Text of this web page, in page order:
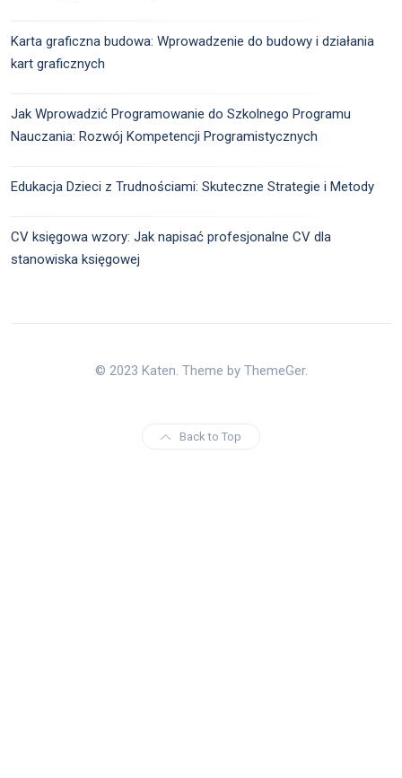
Karta graficzna budowa: Wprowadzenie do budowy i działania
kart graficznych
Jak Wprowadzić Programowanie do Szkolnego Programu
Nauczania: Rozwój Kompetencji Programistycznych
Edukacja Dzieci z Trudnościami: Skuteczne Strategie i Metody
CV księgowa wzory: Jak napisać profesjonalne CV dla
stanowiska księgowej
© 2023 Katen. Theme by ThemeGer.
Back to Top